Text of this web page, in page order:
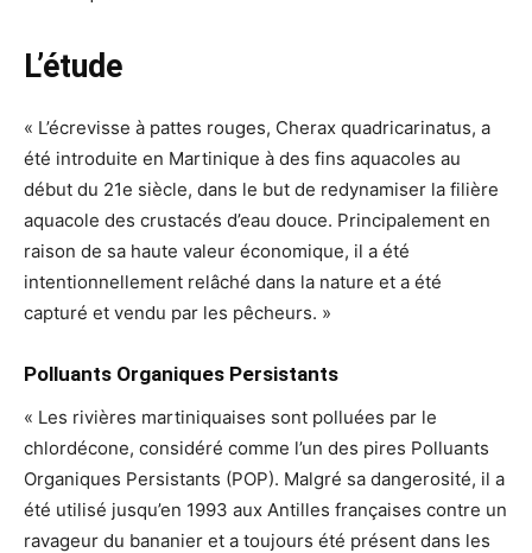
L’étude
« L’écrevisse à pattes rouges, Cherax quadricarinatus, a
été introduite en Martinique à des fins aquacoles au
début du 21e siècle, dans le but de redynamiser la filière
aquacole des crustacés d’eau douce. Principalement en
raison de sa haute valeur économique, il a été
intentionnellement relâché dans la nature et a été
capturé et vendu par les pêcheurs. »
Polluants Organiques Persistants
« Les rivières martiniquaises sont polluées par le
chlordécone, considéré comme l’un des pires Polluants
Organiques Persistants (POP). Malgré sa dangerosité, il a
été utilisé jusqu’en 1993 aux Antilles françaises contre un
ravageur du bananier et a toujours été présent dans les